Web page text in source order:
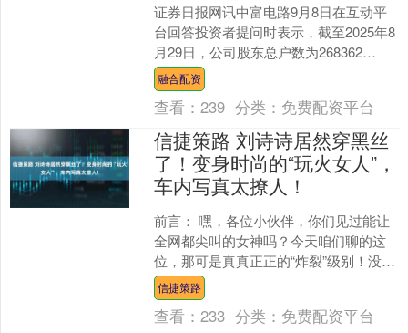
证券日报网讯中富电路9月8日在互动平
台回答投资者提问时表示，截至2025年8
月29日，公司股东总户数为268362
户。....
融合配资
查看：239 分类： 免费配资平台
信捷策路 刘诗诗居然穿黑丝
了！变身时尚的“玩火女人”，
车内写真太撩人！
前言： 嘿，各位小伙伴，你们见过能让
全网都尖叫的女神吗？今天咱们聊的这
位，那可是真真正正的“炸裂”级别！没
错，就是刘诗诗！她最近登上了嘉人杂
志封面，一身时尚装扮....
信捷策路
查看：233 分类： 免费配资平台